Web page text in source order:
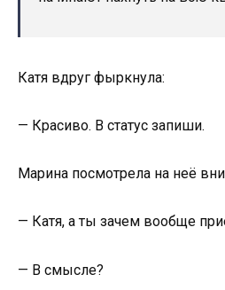
Катя вдруг фыркнула:
— Красиво. В статус запиши.
Марина посмотрела на неё
— Катя, а ты зачем вообще
— В смысле?